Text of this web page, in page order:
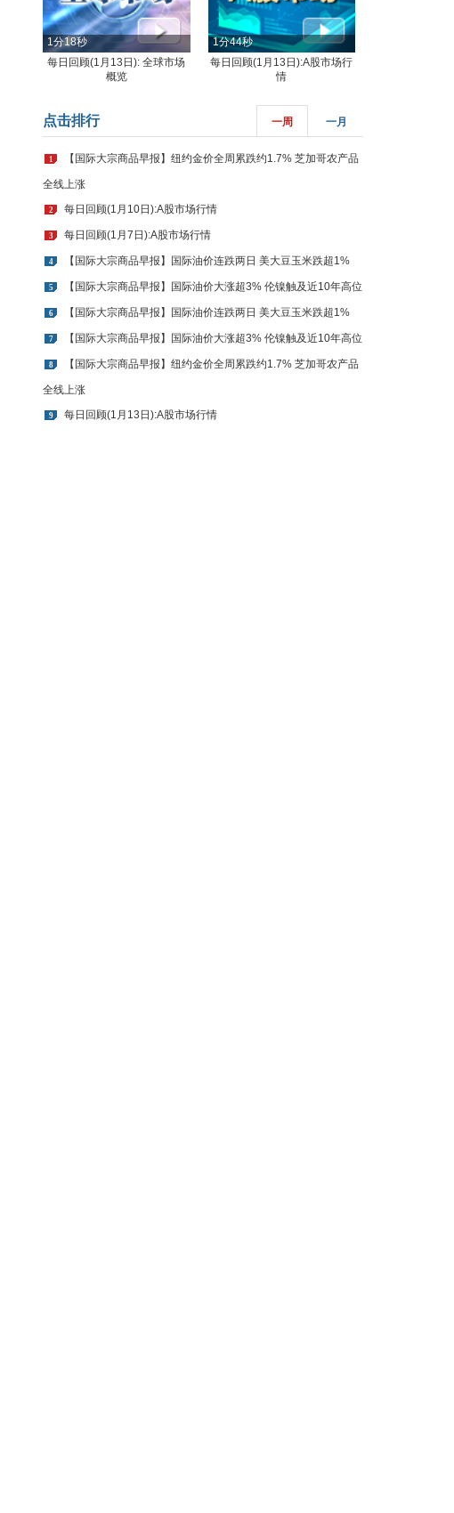
1分18秒
每日回顾(1月13日): 全球市场
概览
1分44秒
每日回顾(1月13日):A股市场行
情
点击排行 一周 一月
1 【国际大宗商品早报】纽约金价全周累跌约1.7% 芝加哥农产品
全线上涨
2 每日回顾(1月10日):A股市场行情
3 每日回顾(1月7日):A股市场行情
4 【国际大宗商品早报】国际油价连跌两日 美大豆玉米跌超1%
5 【国际大宗商品早报】国际油价大涨超3% 伦镍触及近10年高位
6 【国际大宗商品早报】国际油价连跌两日 美大豆玉米跌超1%
7 【国际大宗商品早报】国际油价大涨超3% 伦镍触及近10年高位
8 【国际大宗商品早报】纽约金价全周累跌约1.7% 芝加哥农产品
全线上涨
9 每日回顾(1月13日):A股市场行情